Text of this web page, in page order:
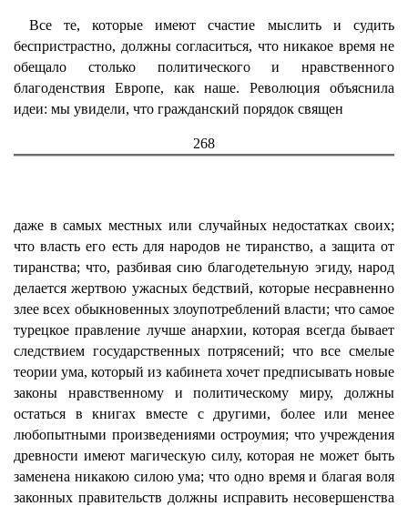
Все те, которые имеют счастие мыслить и судить
беспристрастно, должны согласиться, что никакое время не
обещало столько политического и нравственного
благоденствия Европе, как наше. Революция объяснила
идеи: мы увидели, что гражданский порядок священ
268
даже в самых местных или случайных недостатках своих;
что власть его есть для народов не тиранство, а защита от
тиранства; что, разбивая сию благодетельную эгиду, народ
делается жертвою ужасных бедствий, которые несравненно
злее всех обыкновенных злоупотреблений власти; что самое
турецкое правление лучше анархии, которая всегда бывает
следствием государственных потрясений; что все смелые
теории ума, который из кабинета хочет предписывать новые
законы нравственному и политическому миру, должны
остаться в книгах вместе с другими, более или менее
любопытными произведениями остроумия; что учреждения
древности имеют магическую силу, которая не может быть
заменена никакою силою ума; что одно время и благая воля
законных правительств должны исправить несовершенства